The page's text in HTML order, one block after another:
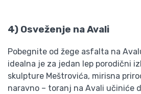
4) Osveženje na Avali
Pobegnite od žege asfalta na
idealna je za jedan lep porodični
skulpture Meštrovića, mirisna
naravno – toranj na Avali učiniće